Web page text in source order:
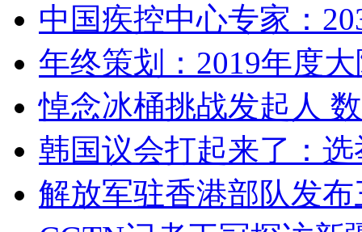
中国疾控中心专家：
年终策划：2019年度
悼念冰桶挑战发起人
韩国议会打起来了：
解放军驻香港部队发